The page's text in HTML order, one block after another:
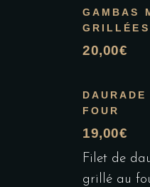
GAMBAS
GRILLÉES
20,00€
FOUR
19,00€
Filet de
grillé au